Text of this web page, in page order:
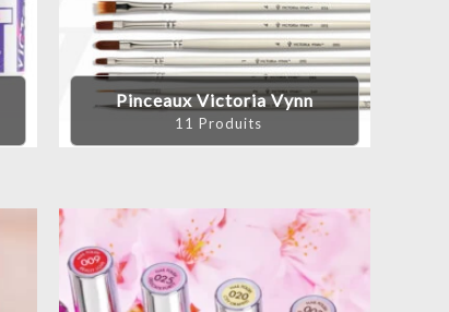
Pinceaux Victoria Vynn
11 Produits